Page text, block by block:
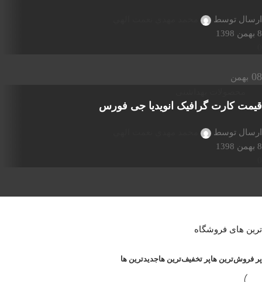
ارسال توسط
8 بهمن 1398
08 بهمن
قیمت کارت گرافیک انویدیا جی فورس
ارسال توسط
8 بهمن 1398
ترین های فروشگاه
پر فروش‌ترین هاپر تخفیف‌ترین هاجدیدترین ها